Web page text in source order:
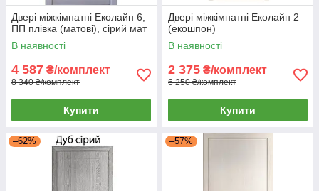
Двері міжкімнатні Еколайн 6,
ПП плівка (матові), сірий мат
В наявності
4 587 ₴/комплект
8 340 ₴/комплект
Купити
Двері міжкімнатні Еколайн 2
(екошпон)
В наявності
2 375 ₴/комплект
6 250 ₴/комплект
Купити
–62% –57%